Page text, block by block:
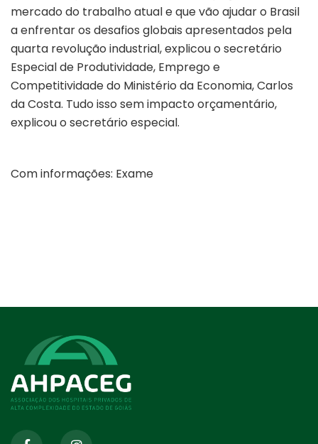
mercado do trabalho atual e que vão ajudar o Brasil
a enfrentar os desafios globais apresentados pela
quarta revolução industrial, explicou o secretário
Especial de Produtividade, Emprego e
Competitividade do Ministério da Economia, Carlos
da Costa. Tudo isso sem impacto orçamentário,
explicou o secretário especial.
Com informações: Exame